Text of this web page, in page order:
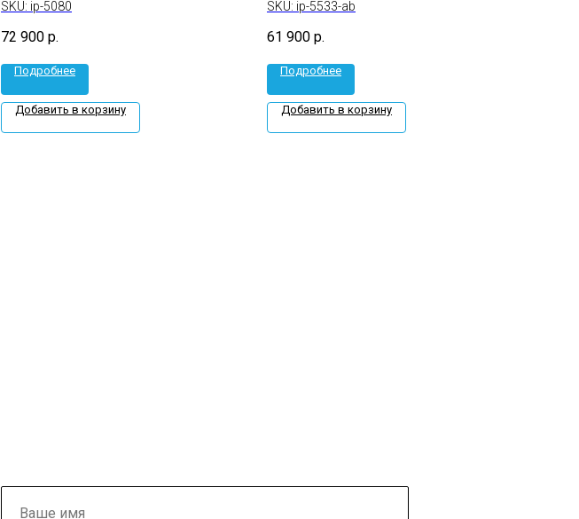
Et+35/+35 5*120 (ip-5080 ab)
SKU: ip-5080
72 900 р.
Подробнее
Добавить в корзину
ET+40/+45 5*112 (ip-
SKU: ip-5533-ab
61 900 р.
Подробнее
Добавить в корзину